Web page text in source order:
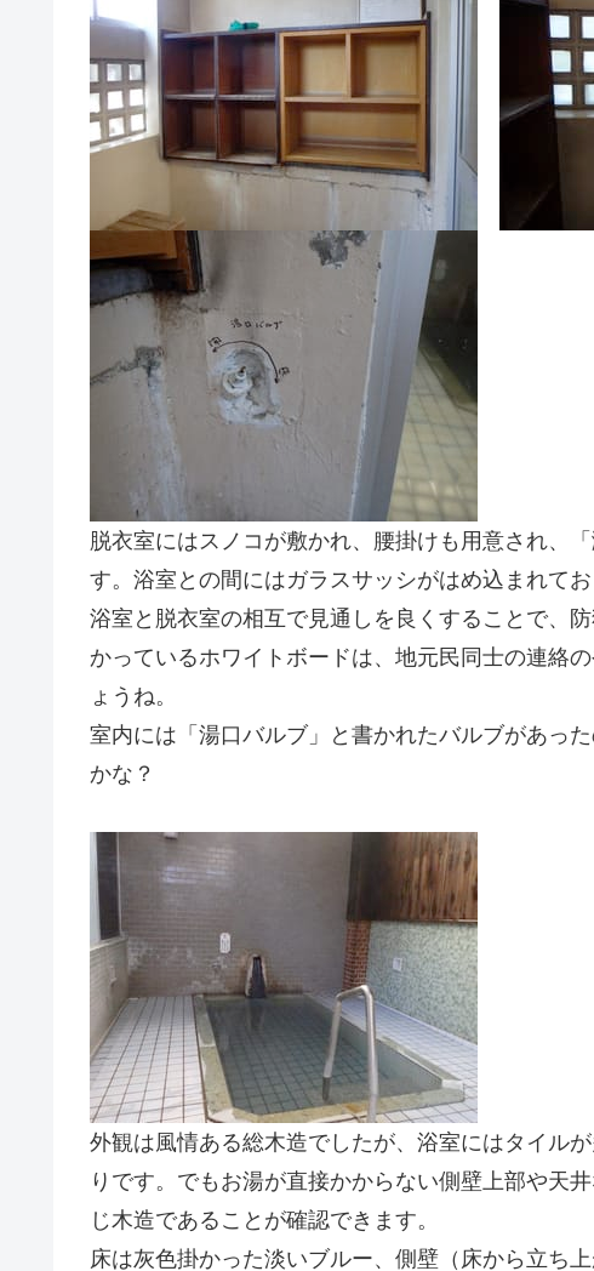
脱衣室にはスノコが敷かれ、腰掛けも用意され、
す。浴室との間にはガラスサッシがはめ込まれて
浴室と脱衣室の相互で見通しを良くすることで、
かっているホワイトボードは、地元民同士の連絡
ょうね。
室内には「湯口バルブ」と書かれたバルブがあっ
かな？
外観は風情ある総木造でしたが、浴室にはタイル
りです。でもお湯が直接かからない側壁上部や天
じ木造であることが確認できます。
床は灰色掛かった淡いブルー、側壁（床から立ち